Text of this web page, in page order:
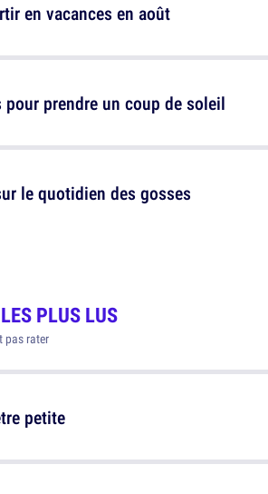
prendre un coup de soleil
en vacances en août
le quotidien des gosses
LES PLUS LUS
pas rater
petite